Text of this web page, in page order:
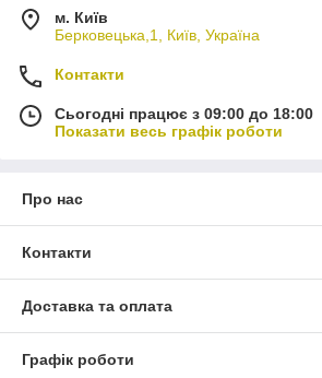
м. Київ
Берковецька,1, Київ, Україна
Контакти
Сьогодні працює з 09:00 до 18:00
Показати весь графік роботи
Про нас
Контакти
Доставка та оплата
Графік роботи